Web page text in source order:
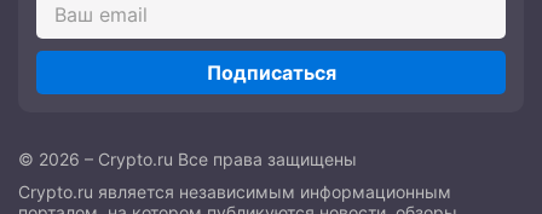
Подписаться
© 2026 – Crypto.ru Все права защищены
Crypto.ru является независимым информационным